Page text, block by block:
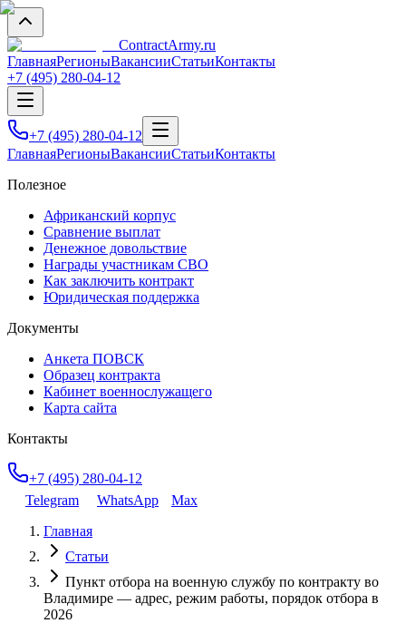
ContractArmy.ru
ГлавнаяРегионыВакансииСтатьиКонтакты
+7 (495) 280-04-12
+7 (495) 280-04-12
ГлавнаяРегионыВакансииСтатьиКонтакты
Полезное
Африканский корпус
Сравнение выплат
Денежное довольствие
Награды участникам СВО
Как заключить контракт
Юридическая поддержка
Документы
Анкета ПОВСК
Образец контракта
Кабинет военнослужащего
Карта сайта
Контакты
+7 (495) 280-04-12
Telegram
WhatsApp
Max
Главная
Статьи
Пункт отбора на военную службу по контракту во
Владимире — адрес, режим работы, порядок отбора в
2026